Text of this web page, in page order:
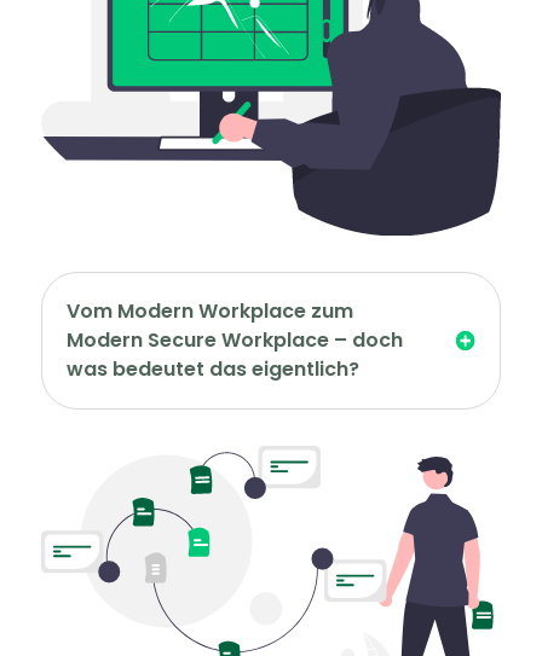
Vom Modern Workplace zum
Modern Secure Workplace – doch
was bedeutet das eigentlich?